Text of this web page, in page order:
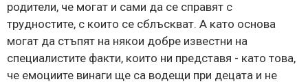
родители, че могат и сами да се справят с
трудностите, с които се сблъскват. А като основа
могат да стъпят на някои добре известни на
специалистите факти, които ни представя - като това,
че емоциите винаги ще са водещи при децата и не